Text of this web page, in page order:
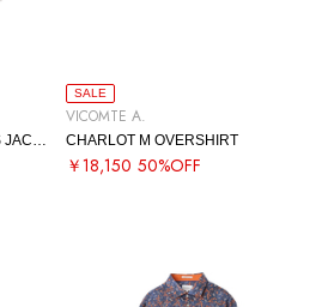
SALE
VICOMTE A.
CHARLOT M OVERSHIRT
￥18,150 50%OFF